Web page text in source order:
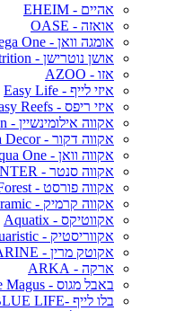
אהיים - EHEIM
אואזה - OASE
אומגה וואן - Omega One
אושן נוטרישן - Ocean Nutrition
אזו - AZOO
איזי לייף - Easy Life
איזי ריפס - Easy Reefs
אקווה אילומינשיין - AI Aqua Illumination
אקווה דקור - Aqua Decor
אקווה וואן - Aqua One
אקווה סנטר - AQUA CENTER
אקווה פורסט - Aqua Forest
אקווה קרמיק - Aqua Ceramic
אקווטיקס - Aquatix
אקווריסטיק - Aquaristic
אקוטק מרין - ECOTECH MARINE
ארקה - ARKA
באבל מגוס - Bubble Magus
בלו לייף -BLUE LIFE